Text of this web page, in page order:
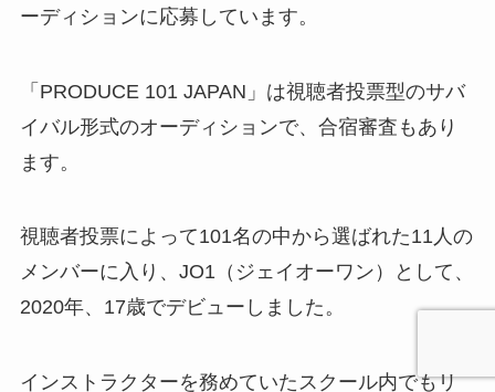
ーディションに応募しています。
「PRODUCE 101 JAPAN」は視聴者投票型のサバ
イバル形式のオーディションで、合宿審査もあり
ます。
視聴者投票によって101名の中から選ばれた11人の
メンバーに入り、JO1（ジェイオーワン）として、
2020年、17歳でデビューしました。
インストラクターを務めていたスクール内でもリ